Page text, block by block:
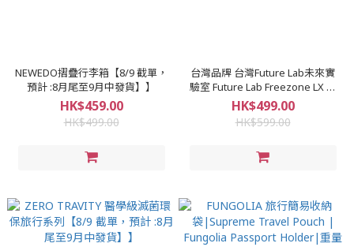
NEWEDO摺疊行李箱【8/9 截單，
預計 :8月尾至9月中發貨】】
HK$459.00
HK$499.00
台灣品牌 台灣Future Lab未來實
驗室 Future Lab Freezone LX 零
負重包｜香港行貨【8/9 截單，預
計 :8月尾至9月中發貨】】
HK$499.00
HK$599.00